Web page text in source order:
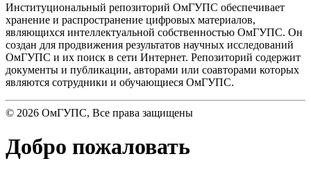
Институциональный репозиторий ОмГУПС обеспечивает
хранение и распространение цифровых материалов,
являющихся интеллектуальной собственностью ОмГУПС. Он
создан для продвижения результатов научных исследований
ОмГУПС и их поиск в сети Интернет. Репозиторий содержит
документы и публикации, авторами или соавторами которых
являются сотрудники и обучающиеся ОмГУПС.
© 2026 ОмГУПС, Все права защищены
Добро пожаловать